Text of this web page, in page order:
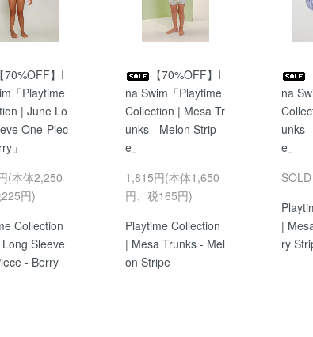
【70%OFF】I
「Playtime
| June Lo
One-Piec
」
(本体2,250
円)
Collection
Sleeve
- Berry
【70%OFF】I
na Swim「Playtime
Collection | Mesa Tr
unks - Melon Strip
e」
1,815円(本体1,650
円、税165円)
Playtime Collection
| Mesa Trunks - Mel
on Stripe
na
unks
e」
|
ry